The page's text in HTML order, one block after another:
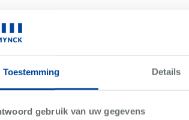
Toestemming Details
gebruik van uw gegevens